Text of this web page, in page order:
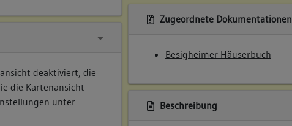
deaktiviert, die
die Kartenansicht
unter
Zugeordnete Dokumentationen
Besigheimer Häuserbuch
Beschreibung